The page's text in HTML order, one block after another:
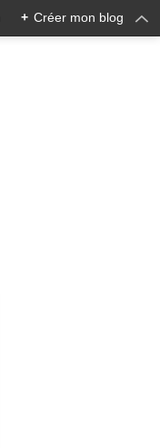
+ Créer mon blog